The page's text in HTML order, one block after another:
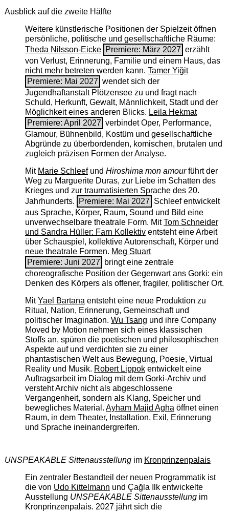
Ausblick auf die zweite Hälfte
Weitere künstlerische Positionen der Spielzeit öffnen
persönliche, politische und gesellschaftliche Räume:
Theda Nilsson-Eicke Premiere: März 2027 erzählt
von Verlust, Erinnerung, Familie und einem Haus, das
nicht mehr betreten werden kann. Tamer Yiğit
Premiere: Mai 2027 wendet sich der
Jugendhaftanstalt Plötzensee zu und fragt nach
Schuld, Herkunft, Gewalt, Männlichkeit, Stadt und der
Möglichkeit eines anderen Blicks. Leila Hekmat
Premiere: April 2027 verbindet Oper, Performance,
Glamour, Bühnenbild, Kostüm und gesellschaftliche
Abgründe zu überbordenden, komischen, brutalen und
zugleich präzisen Formen der Analyse.
Mit Marie Schleefund Hiroshima mon amourführt der
Weg zu Marguerite Duras, zur Liebe im Schatten des
Krieges und zur traumatisierten Sprache des 20.
Jahrhunderts.
Premiere: Mai 2027 Schleef entwickelt
aus Sprache, Körper, Raum, Sound und Bild eine
unverwechselbare theatrale Form. MitTom Schneider
und Sandra Hüller: Farn Kollektiventsteht eine Arbeit
über Schauspiel, kollektive Autorenschaft, Körper und
neue theatrale Formen. Meg Stuart
Premiere: Juni 2027
bringt eine zentrale
choreografische Position der Gegenwart ans Gorki: ein
Denken des Körpers als offener, fragiler, politischer Ort.
MitYael Bartanaentsteht eine neue Produktion zu
Ritual, Nation, Erinnerung, Gemeinschaft und
politischer Imagination. Wu Tsang und ihre Company
Moved by Motion nehmen sich eines klassischen
Stoffs an, spüren die poetischen und philosophischen
Aspekte auf und verdichten sie zu einer
phantastischen Welt aus Bewegung, Poesie, Virtual
Reality und Musik. Robert Lippokentwickelt eine
Auftragsarbeit im Dialog mit dem Gorki-Archiv und
versteht Archiv nicht als abgeschlossene
Vergangenheit, sondern als Klang, Speicher und
bewegliches Material. Ayham Majid Aghaöffnet einen
Raum, in dem Theater, Installation, Exil, Erinnerung
und Sprache ineinandergreifen.
UNSPEAKABLE Sittenausstellungim Kronprinzenpalais
Ein zentraler Bestandteil der neuen Programmatik ist
die von Udo Kittelmann und Çağla Ilk entwickelte
Ausstellung UNSPEAKABLE Sittenausstellungim
Kronprinzenpalais. 2027 jährt sich die